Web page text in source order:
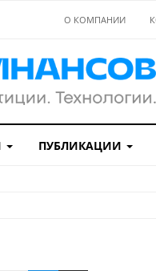
О КОМПАНИИ
ПУБЛИКАЦИИ